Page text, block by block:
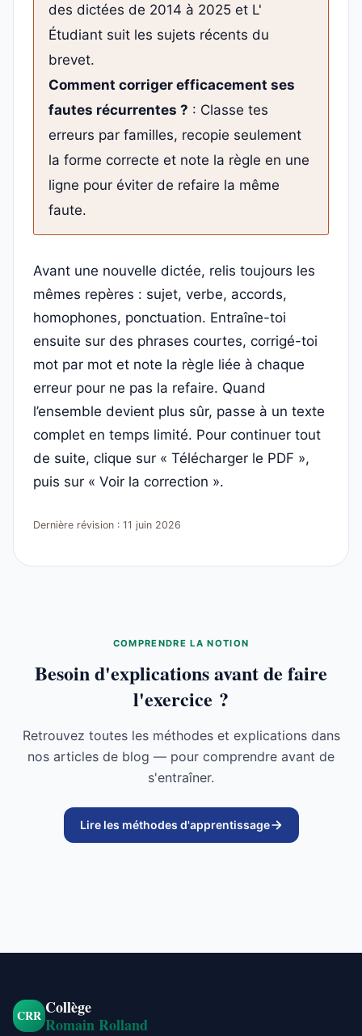
des dictées de 2014 à 2025 et L'
Étudiant suit les sujets récents du
brevet.
Comment corriger efficacement ses
fautes récurrentes ? : Classe tes
erreurs par familles, recopie seulement
la forme correcte et note la règle en une
ligne pour éviter de refaire la même
faute.
Avant une nouvelle dictée, relis toujours les
mêmes repères : sujet, verbe, accords,
homophones, ponctuation. Entraîne-toi
ensuite sur des phrases courtes, corrigé-toi
mot par mot et note la règle liée à chaque
erreur pour ne pas la refaire. Quand
l’ensemble devient plus sûr, passe à un texte
complet en temps limité. Pour continuer tout
de suite, clique sur « Télécharger le PDF »,
puis sur « Voir la correction ».
Dernière révision : 11 juin 2026
COMPRENDRE LA NOTION
Besoin d'explications avant de faire
l'exercice ?
Retrouvez toutes les méthodes et explications dans
nos articles de blog — pour comprendre avant de
s'entraîner.
Lire les méthodes d'apprentissage
CRR Collège
Romain Rolland